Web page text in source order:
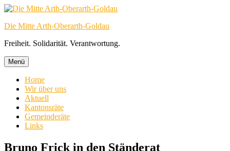
Zum
springen
Die Mitte Arth-Oberarth-Goldau
Freiheit. Solidarität. Verantwortung.
Menü
Home
Wir über uns
Aktuell
Kantonsräte
Gemeinderäte
Links
Bruno Frick in den Ständerat